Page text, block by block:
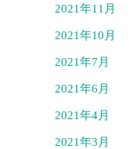
2021年11月
2021年10月
2021年7月
2021年6月
2021年4月
2021年3月